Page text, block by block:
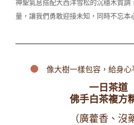
神聖氣息搭配大西洋雪松的沉穩木質調
量，讓我們勇敢迎接未知，同時不忘本
像大樹一樣包容， 給身心
一日茶道
佛手白茶複方
（廣藿香、沒